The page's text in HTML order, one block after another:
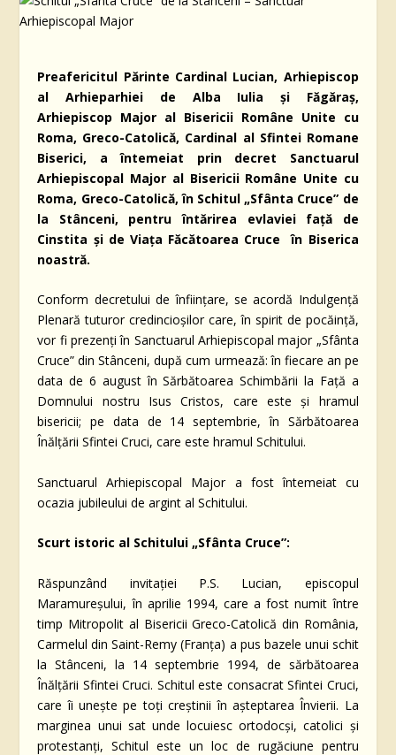
Preafericitul Părinte Cardinal Lucian, Arhiepiscop
al Arhieparhiei de Alba Iulia și Făgăraș,
Arhiepiscop Major al Bisericii Române Unite cu
Roma, Greco-Catolică, Cardinal al Sfintei Romane
Biserici, a întemeiat prin decret Sanctuarul
Arhiepiscopal Major al Bisericii Române Unite cu
Roma, Greco-Catolică, în Schitul „Sfânta Cruce” de
la Stânceni, pentru întărirea evlaviei faţă de
Cinstita şi de Viaţa Făcătoarea Cruce în Biserica
noastră.
Conform decretului de înființare, se acordă Indulgenţă
Plenară tuturor credincioşilor care, în spirit de pocăinţă,
vor fi prezenţi în Sanctuarul Arhiepiscopal major „Sfânta
Cruce” din Stânceni, după cum urmează: în fiecare an pe
data de 6 august în Sărbătoarea Schimbării la Faţă a
Domnului nostru Isus Cristos, care este şi hramul
bisericii; pe data de 14 septembrie, în Sărbătoarea
Înălţării Sfintei Cruci, care este hramul Schitului.
Sanctuarul Arhiepiscopal Major a fost întemeiat cu
ocazia jubileului de argint al Schitului.
Scurt istoric al Schitului „Sfânta Cruce”:
Răspunzând invitaţiei P.S. Lucian, episcopul
Maramureşului, în aprilie 1994, care a fost numit între
timp Mitropolit al Bisericii Greco-Catolică din România,
Carmelul din Saint-Remy (Franţa) a pus bazele unui schit
la Stânceni, la 14 septembrie 1994, de sărbătoarea
Înălţării Sfintei Cruci. Schitul este consacrat Sfintei Cruci,
care îi uneşte pe toţi creştinii în aşteptarea Învierii. La
marginea unui sat unde locuiesc ortodocși, catolici şi
protestanţi, Schitul este un loc de rugăciune pentru